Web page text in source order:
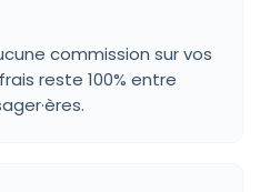
commission sur vos
reste 100% entre